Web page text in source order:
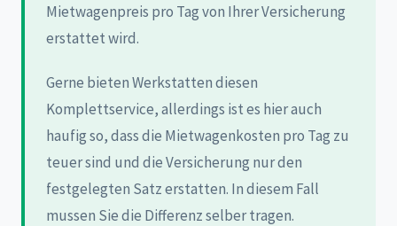
Mietwagenpreis pro Tag von Ihrer Versicherung
erstattet wird.
Gerne bieten Werkstatten diesen
Komplettservice, allerdings ist es hier auch
haufig so, dass die Mietwagenkosten pro Tag zu
teuer sind und die Versicherung nur den
festgelegten Satz erstatten. In diesem Fall
mussen Sie die Differenz selber tragen.